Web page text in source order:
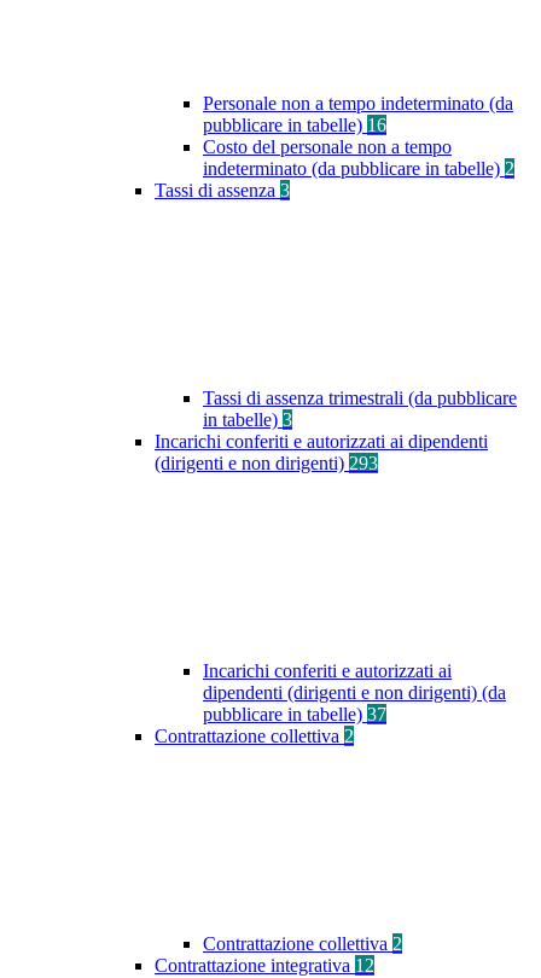
Personale non a tempo indeterminato (da
pubblicare in tabelle) 16
Costo del personale non a tempo
indeterminato (da pubblicare in tabelle) 2
Tassi di assenza 3
Tassi di assenza trimestrali (da pubblicare
in tabelle) 3
Incarichi conferiti e autorizzati ai dipendenti
(dirigenti e non dirigenti) 293
Incarichi conferiti e autorizzati ai
dipendenti (dirigenti e non dirigenti) (da
pubblicare in tabelle) 37
Contrattazione collettiva 2
Contrattazione collettiva 2
Contrattazione integrativa 12